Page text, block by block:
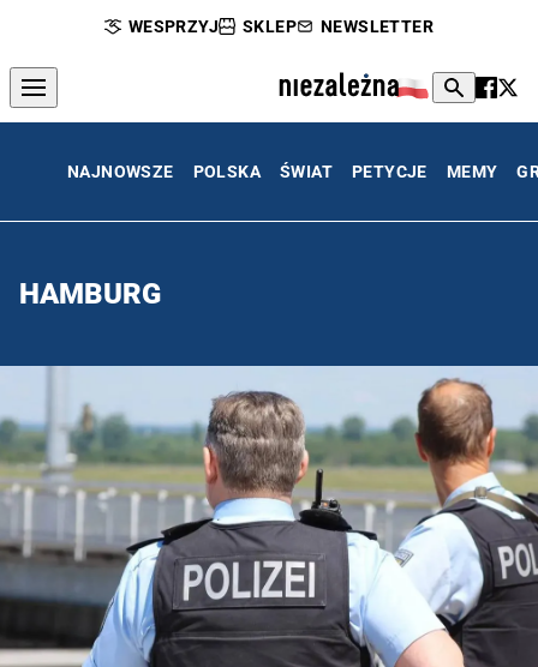
WESPRZYJ SKLEP NEWSLETTER
NAJNOWSZE POLSKA ŚWIAT PETYCJE MEMY
HAMBURG